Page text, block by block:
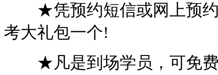
★凭预约短信或网上预约
考大礼包一个!
★凡是到场学员，可免费